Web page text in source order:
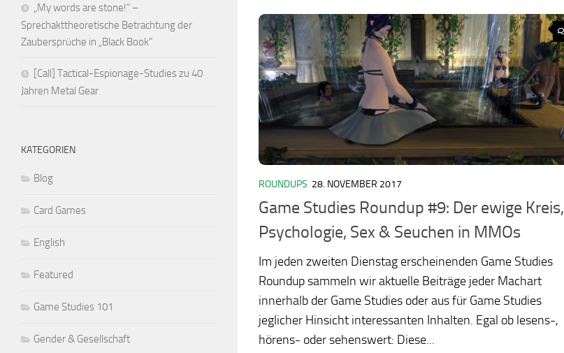
ROUNDUPS 28. NOVEMBER 2017
Game Studies Roundup #9: Der ewige Kreis,
Psychologie, Sex & Seuchen in MMOs
Im jeden zweiten Dienstag erscheinenden Game Studies
Roundup sammeln wir aktuelle Beiträge jeder Machart
innerhalb der Game Studies oder aus für Game Studies
jeglicher Hinsicht interessanten Inhalten. Egal ob lesens-,
hörens- oder sehenswert: Diese...
„My words are stone!“ –
Sprechakttheoretische Betrachtung der
Zaubersprüche in „Black Book“
[Call] Tactical-Espionage-Studies zu 40
Jahren Metal Gear
KATEGORIEN
Blog
Card Games
English
Featured
Game Studies 101
Gender & Gesellschaft